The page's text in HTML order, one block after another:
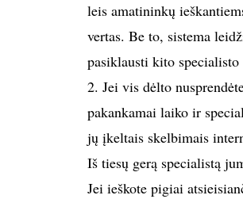
leis amatininkų
vertas. Be to, sistema
pasiklausti kito
2. Jei vis dėlto
pakankamai laiko ir
jų įkeltais skelbimais
Iš tiesų gerą specialistą
Jei ieškote pigiai